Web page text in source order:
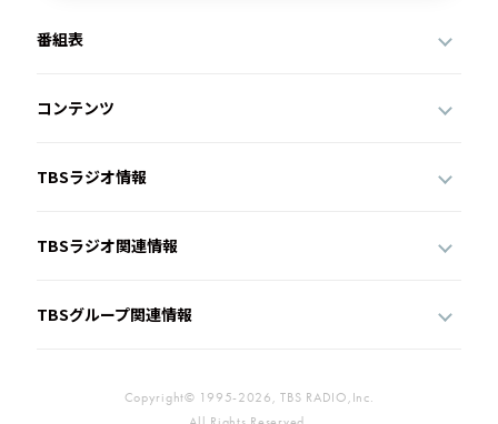
番組表
コンテンツ
TBSラジオ情報
TBSラジオ関連情報
TBSグループ関連情報
Copyright© 1995-2026, TBS RADIO,Inc.